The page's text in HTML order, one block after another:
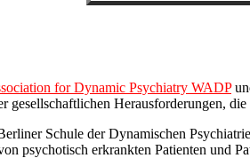
for Dynamic Psychiatry WADP
gesellschaftlichen Herausforderungen,
Schule der Dynamischen
psychotisch erkrankten Patienten und